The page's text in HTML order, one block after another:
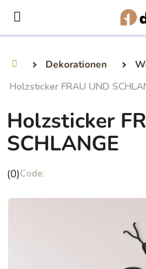
Inhalt
springen
Dekorationen
Holzsticker FRAU UND
Holzsticker
SCHLANGE
Die
Produktbewertung
(0)